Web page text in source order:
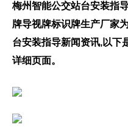
梅州智能公交站台安装指
牌导视牌标识牌生产厂家
台安装指导新闻资讯,以下
详细页面。